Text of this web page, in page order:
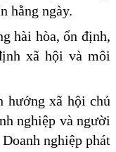
hằng ngày.
hài hòa, ổn định,
xã hội và môi
hướng xã hội chủ
nghiệp và người
nghiệp phát